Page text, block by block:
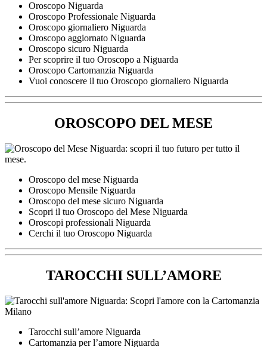
Oroscopo Niguarda
Oroscopo Professionale Niguarda
Oroscopo giornaliero Niguarda
Oroscopo aggiornato Niguarda
Oroscopo sicuro Niguarda
Per scoprire il tuo Oroscopo a Niguarda
Oroscopo Cartomanzia Niguarda
Vuoi conoscere il tuo Oroscopo giornaliero Niguarda
OROSCOPO DEL MESE
Oroscopo del mese Niguarda
Oroscopo Mensile Niguarda
Oroscopo del mese sicuro Niguarda
Scopri il tuo Oroscopo del Mese Niguarda
Oroscopi professionali Niguarda
Cerchi il tuo Oroscopo Niguarda
TAROCCHI SULL’AMORE
Tarocchi sull’amore Niguarda
Cartomanzia per l’amore Niguarda